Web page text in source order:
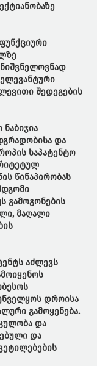
შედეგების
ნაბიჯია
და
საპატენტო
წინაპირობას
გამოგონების
მაღალი
აძლევს
დროისა
გამოყენება.
და
და